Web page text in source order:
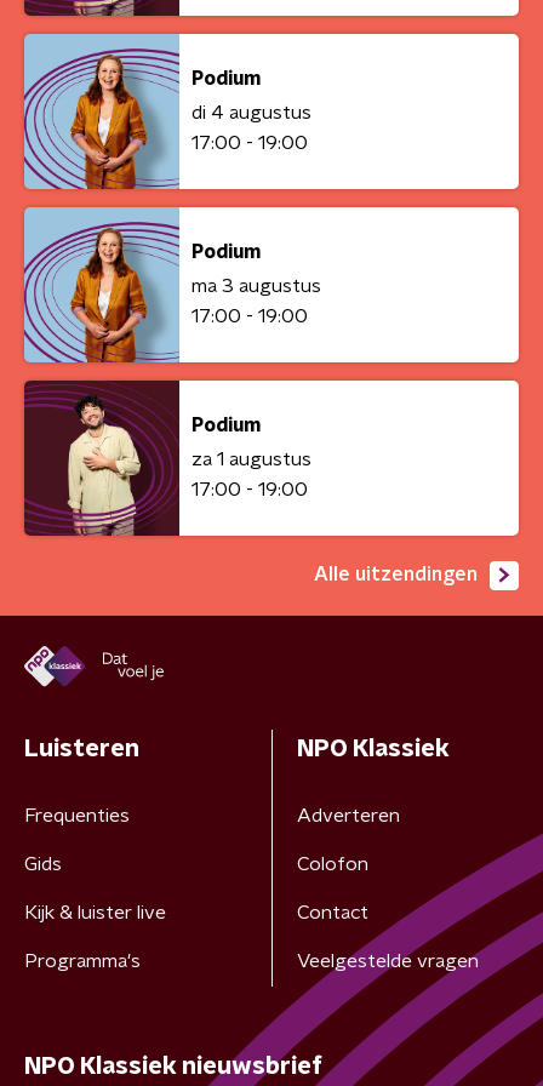
Podium
di 4 augustus
17:00 - 19:00
Podium
ma 3 augustus
17:00 - 19:00
Podium
za 1 augustus
17:00 - 19:00
Alle uitzendingen
Luisteren
Frequenties
Gids
Kijk & luister live
Programma's
NPO Klassiek
Adverteren
Colofon
Contact
Veelgestelde vragen
NPO Klassiek nieuwsbrief